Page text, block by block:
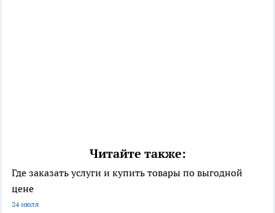
Читайте также:
Где заказать услуги и купить товары по выгодной
цене
24 июля